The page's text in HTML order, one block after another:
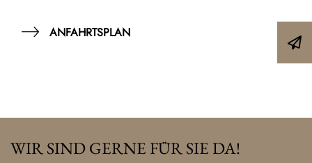
ANFAHRTSPLAN
WIR SIND GERNE FÜR SIE DA!